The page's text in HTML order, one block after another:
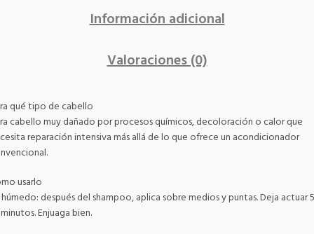
Información adicional
Valoraciones (0)
qué tipo de cabello
cabello muy dañado por procesos químicos, decoloración o calor que
reparación intensiva más allá de lo que ofrece un acondicionador
usarlo
húmedo: después del shampoo, aplica sobre medios y puntas. Deja actuar
Enjuaga bien.